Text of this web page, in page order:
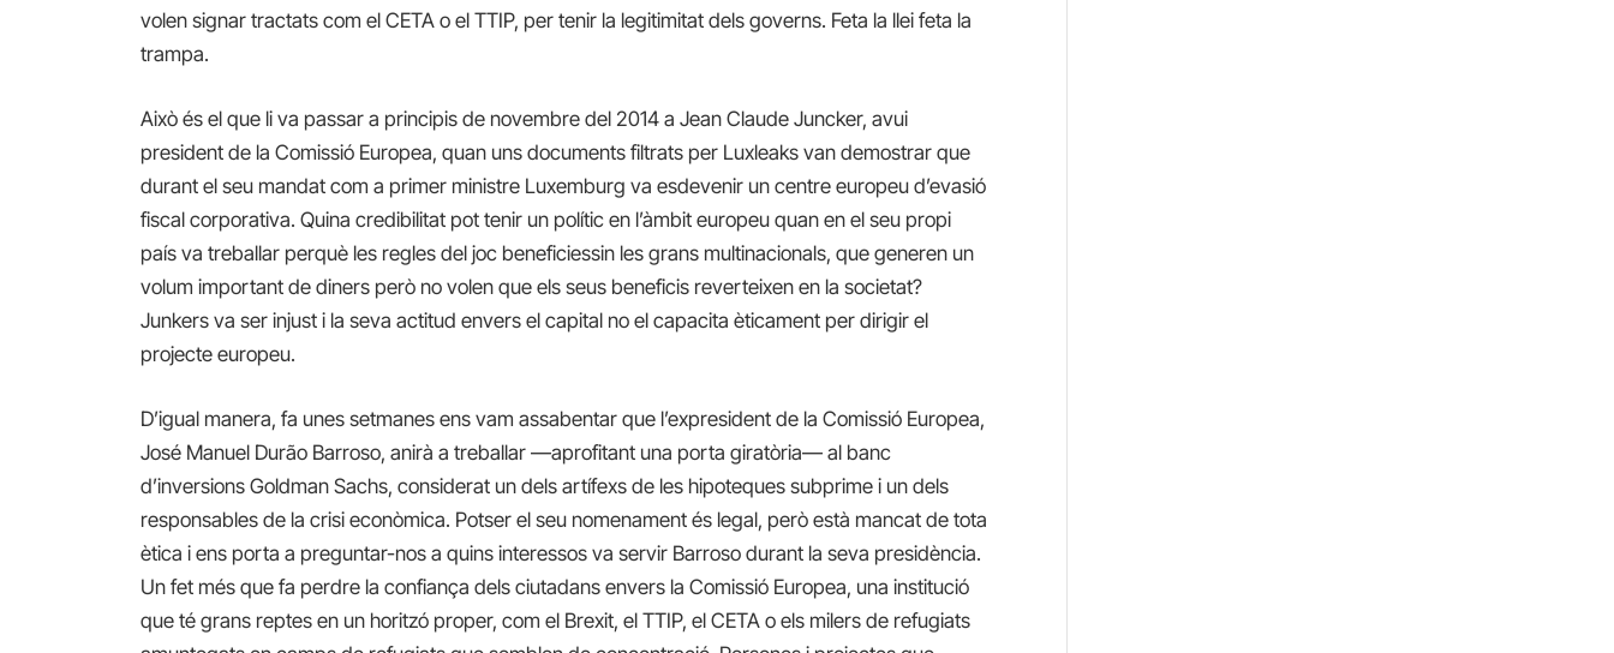
volen signar tractats com el CETA o el TTIP, per tenir la legitimitat dels governs. Feta la llei feta la
trampa.
Això és el que li va passar a principis de novembre del 2014 a Jean Claude Juncker, avui
president de la Comissió Europea, quan uns documents filtrats per Luxleaks van demostrar que
durant el seu mandat com a primer ministre Luxemburg va esdevenir un centre europeu d’evasió
fiscal corporativa. Quina credibilitat pot tenir un políticen l’àmbit europeu quan en el seu propi
país va treballar perquè les regles del joc beneficiessin les grans multinacionals, que generen un
volum important de diners però no volen que els seus beneficis reverteixen en la societat?
Junkers va ser injust i la seva actitud envers el capital no el capacita èticament per dirigir el
projecte europeu.
D’igual manera, fa unes setmanes ens vam assabentar que l’expresident de la Comissió Europea,
José Manuel Durão Barroso, anirà a treballar —aprofitant una porta giratòria— al banc
d’inversions Goldman Sachs, considerat un dels artífexs de les hipotequessubprime i un dels
responsables de la crisi econòmica. Potser el seu nomenament és legal, però està mancat de tota
ètica i ens porta a preguntar-nos a quins interessos va servir Barroso durant la seva presidència.
Un fet més que fa perdre la confiança dels ciutadans envers la Comissió Europea, una institució
que té grans reptes en un horitzó proper, com el Brexit, el TTIP, el CETA o els milers de refugiats